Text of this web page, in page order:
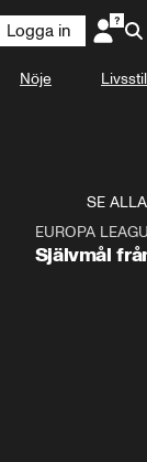
Logga in
Nöje Livsstil
SE ALLA
EUROPA
Självmål